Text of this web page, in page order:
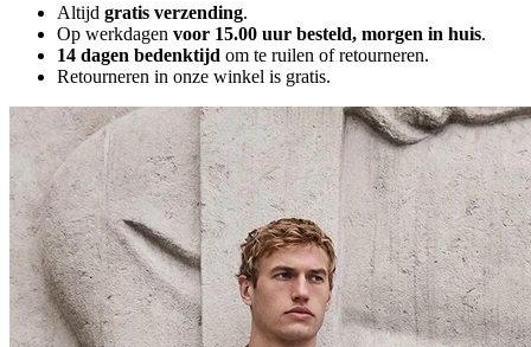
Altijd gratis verzending.
Op werkdagen voor 15.00 uur besteld, morgen in huis.
14 dagen bedenktijd om te ruilen of retourneren.
Retourneren in onze winkel is gratis.